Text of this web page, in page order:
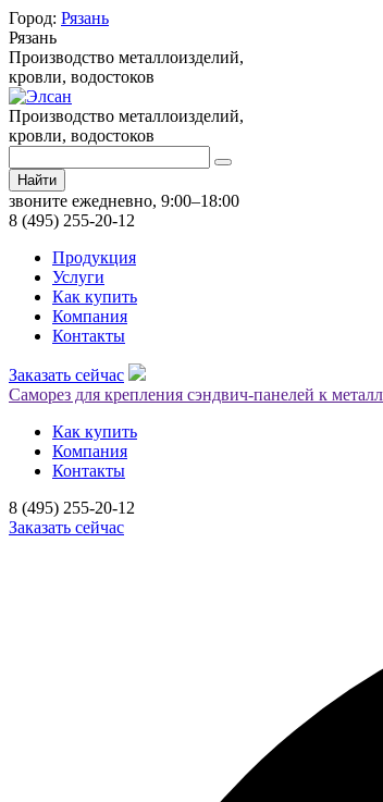
Город: Рязань
Рязань
Производство металлоизделий,
кровли, водостоков
Производство металлоизделий,
кровли, водостоков
Найти
звоните ежедневно, 9:00–18:00
8 (495) 255-20-12
Продукция
Услуги
Как купить
Компания
Контакты
Заказать сейчас
Саморез для крепления сэндвич-панелей к
Как купить
Компания
Контакты
8 (495) 255-20-12
Заказать сейчас